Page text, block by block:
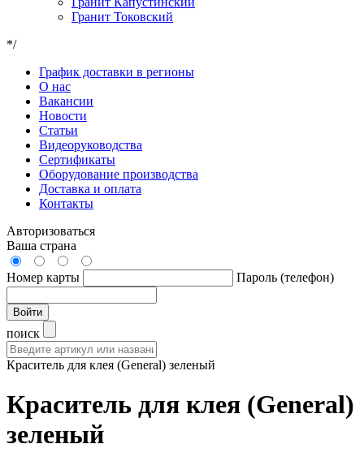
Гранит Токовский
*/
График доставки в регионы
О нас
Вакансии
Новости
Статьи
Видеоруководства
Сертификаты
Оборудование производства
Доставка и оплата
Контакты
Авторизоваться
Ваша страна
Номер карты Пароль (телефон)
Войти
поиск
Краситель для клея (General) зеленый
Краситель для клея (General)
зеленый